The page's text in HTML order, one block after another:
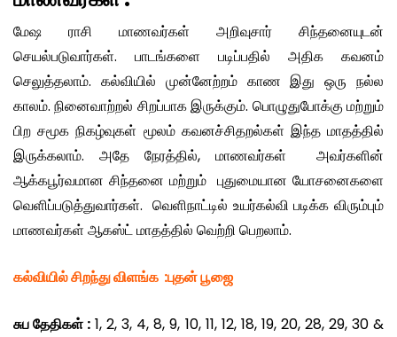
மேஷ ராசி மாணவர்கள் அறிவுசார் சிந்தனையுடன்
செயல்படுவார்கள். பாடங்களை படிப்பதில் அதிக கவனம்
செலுத்தலாம். கல்வியில் முன்னேற்றம் காண இது ஒரு நல்ல
காலம். நினைவாற்றல் சிறப்பாக இருக்கும். பொழுதுபோக்கு மற்றும்
பிற சமூக நிகழ்வுகள் மூலம் கவனச்சிதறல்கள் இந்த மாதத்தில்
இருக்கலாம். அதே நேரத்தில், மாணவர்கள் அவர்களின்
ஆக்கபூர்வமான சிந்தனை மற்றும் புதுமையான யோசனைகளை
வெளிப்படுத்துவார்கள். வெளிநாட்டில் உயர்கல்வி படிக்க விரும்பும்
மாணவர்கள் ஆகஸ்ட் மாதத்தில் வெற்றி பெறலாம்.
கல்வியில் சிறந்து விளங்க :புதன் பூஜை
சுப தேதிகள் : 1, 2, 3, 4, 8, 9, 10, 11, 12, 18, 19, 20, 28, 29, 30 &